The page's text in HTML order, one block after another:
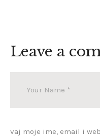
Leave a
vaj moje ime, email i